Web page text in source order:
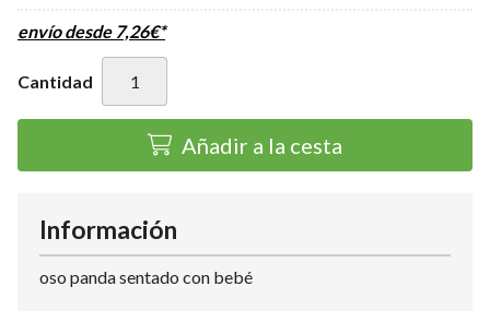
envío desde 7,26€*
Cantidad
Añadir a la cesta
Información
oso panda sentado con bebé